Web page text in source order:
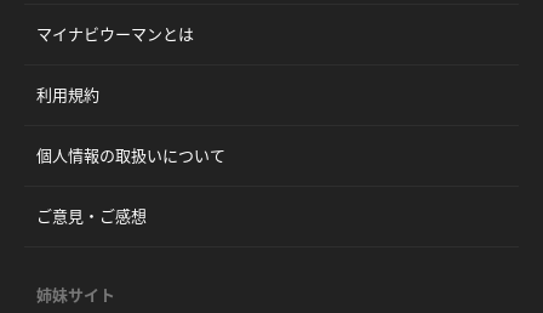
マイナビウーマンとは
利用規約
個人情報の取扱いについて
ご意見・ご感想
姉妹サイト